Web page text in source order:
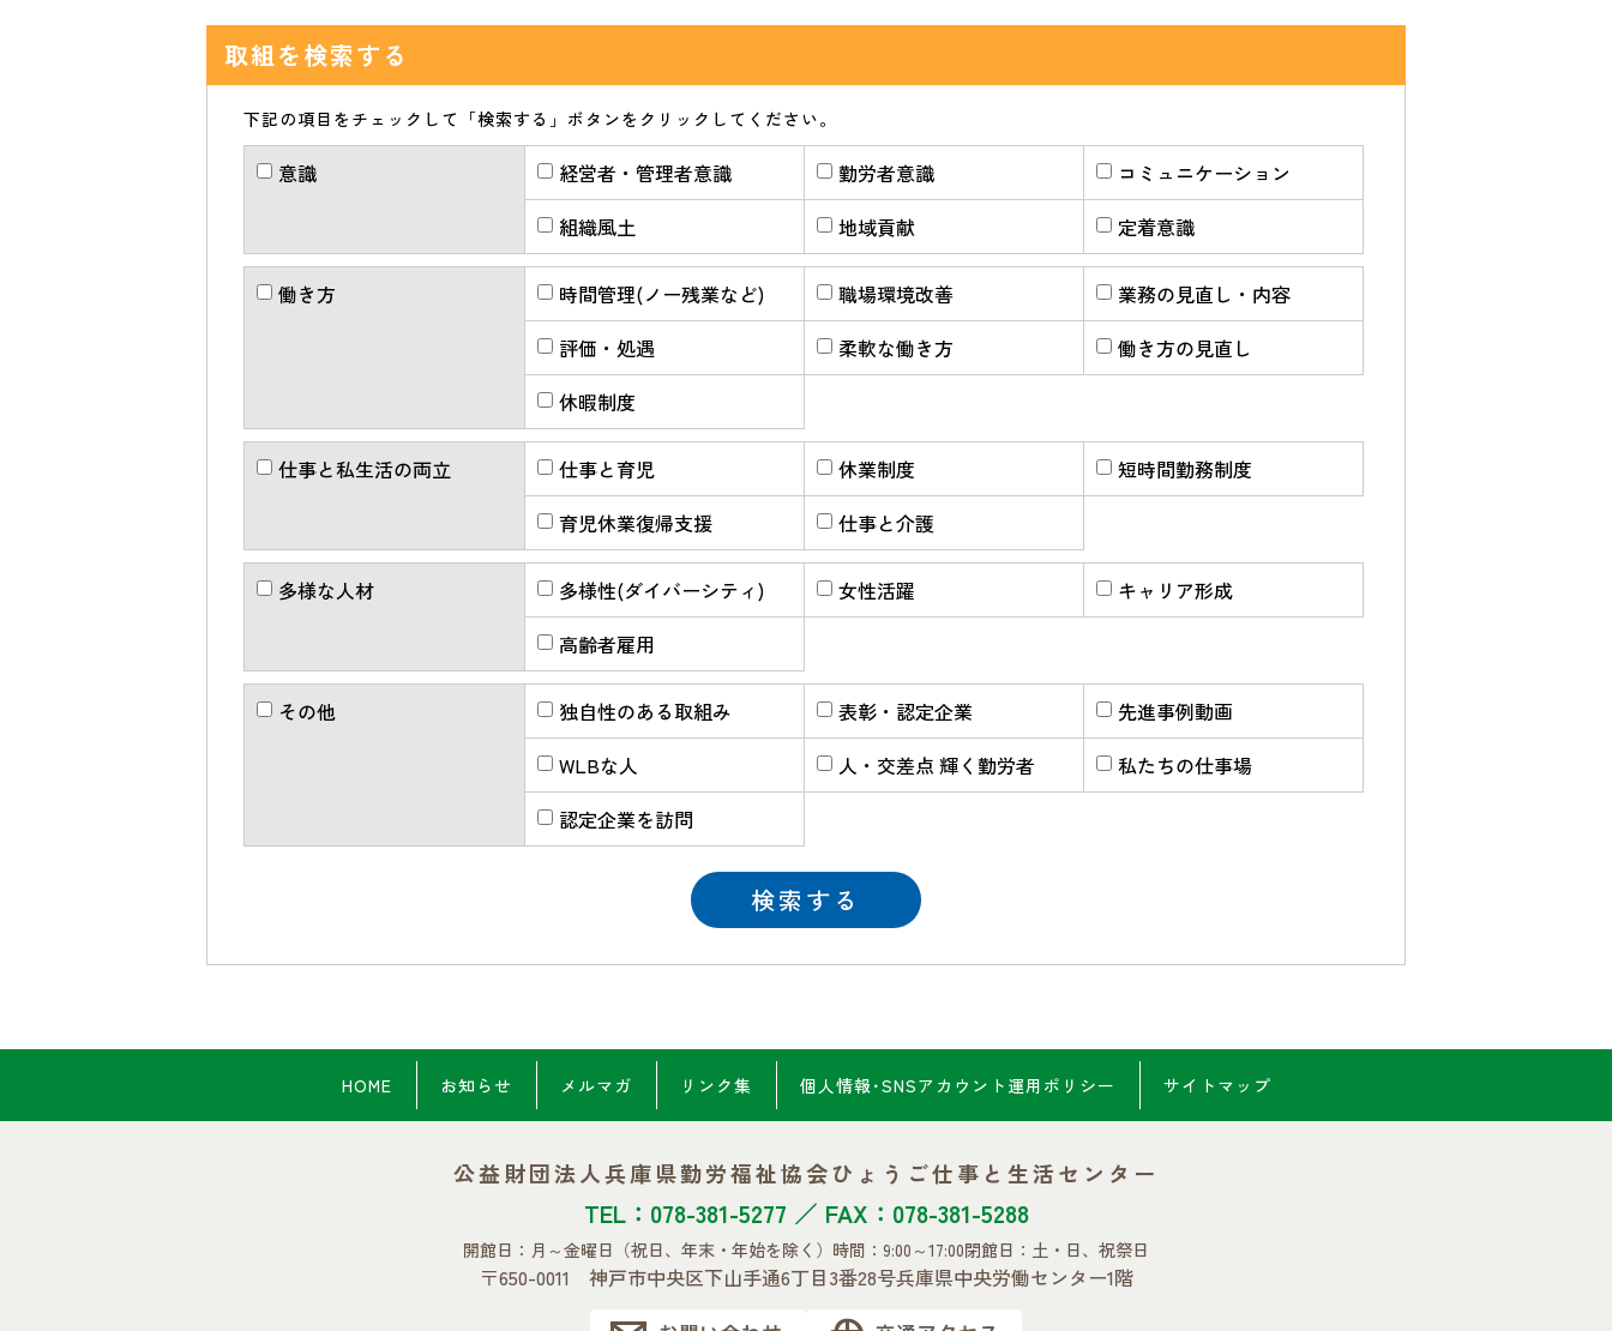
取組を検索する
下記の項目をチェックして「検索する」ボタンをクリックしてください。
意識 経営者・管理者意識 勤労者意識
コミュニケーション
組織風土
地域貢献 定着意識
働き方 時間管理(ノー残業など) 職場環境改善
業務の見直し・内容
評価・処遇
柔軟な働き方
働き方の見直し
休暇制度
仕事と私生活の両立 仕事と育児 休業制度
短時間勤務制度
育児休業復帰支援
仕事と介護
多様な人材 多様性(ダイバーシティ) 女性活躍
キャリア形成
高齢者雇用
その他 独自性のある取組み 表彰・認定企業
先進事例動画
WLBな人
人・交差点 輝く勤労者
私たちの仕事場
認定企業を訪問
HOME お知らせ メルマガ リンク集 個人情報･SNSアカウント 運用ポリシー サイトマップ
公益財団法人兵庫県勤労福祉協会ひょうご仕事と生活センター
TEL：078-381-5277 ／ FAX：078-381-5288
開館日：月～金曜日 （祝日、年末・年始を除く） 時間：9:00～17:00閉館日：土・日、祝祭日
〒650-0011 神戸市中央区下山手通6丁目3番28号兵庫県中央労働センター1階